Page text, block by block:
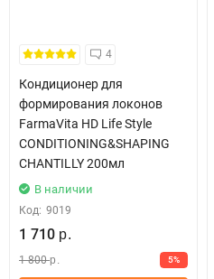
4
Кондиционер для
формирования локонов
FarmaVita HD Life Style
CONDITIONING&SHAPING
CHANTILLY 200мл
В наличии
Код: 9019
1 710 р.
1 800р. 5%